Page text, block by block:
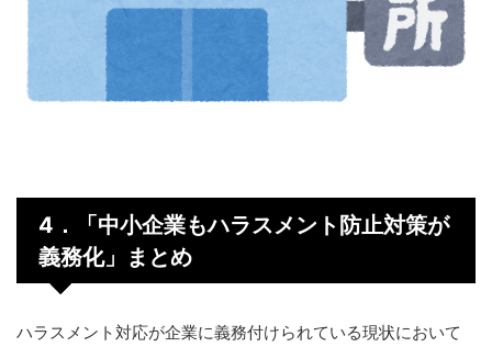
4 ．「 中小企業もハラスメント防止対策が
義務化」まとめ
ハラスメント対応が企業に義務付けられている現状において